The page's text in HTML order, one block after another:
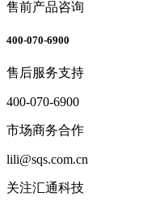
售前产品咨询
400-070-6900
售后服务支持
400-070-6900
市场商务合作
lili@sqs.com.cn
关注汇通科技